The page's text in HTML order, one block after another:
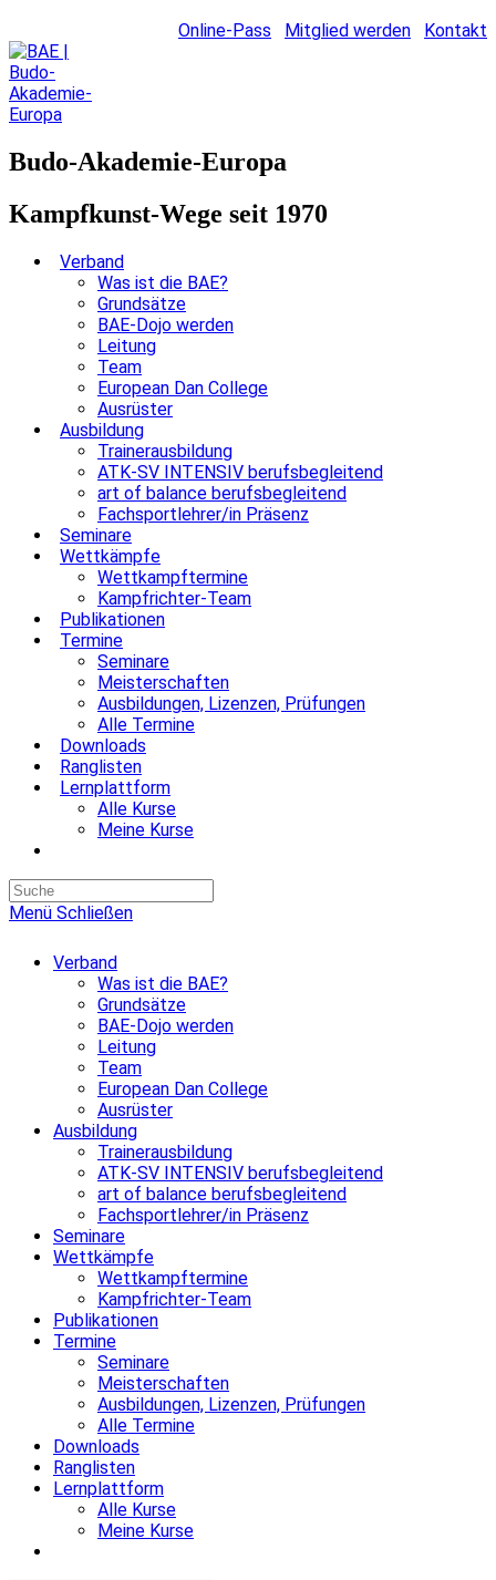
Online-Pass Mitglied werden Kontakt
Budo-Akademie-Europa
Kampfkunst-Wege seit 1970
Verband
Was ist die BAE?
Grundsätze
BAE-Dojo werden
Leitung
Team
European Dan College
Ausrüster
Ausbildung
Trainerausbildung
ATK-SV INTENSIV berufsbegleitend
art of balance berufsbegleitend
Fachsportlehrer/in Präsenz
Seminare
Wettkämpfe
Wettkampftermine
Kampfrichter-Team
Publikationen
Termine
Seminare
Meisterschaften
Ausbildungen, Lizenzen, Prüfungen
Alle Termine
Downloads
Ranglisten
Lernplattform
Alle Kurse
Meine Kurse
Menü Schließen
Verband
Was ist die BAE?
Grundsätze
BAE-Dojo werden
Leitung
Team
European Dan College
Ausrüster
Ausbildung
Trainerausbildung
ATK-SV INTENSIV berufsbegleitend
art of balance berufsbegleitend
Fachsportlehrer/in Präsenz
Seminare
Wettkämpfe
Wettkampftermine
Kampfrichter-Team
Publikationen
Termine
Seminare
Meisterschaften
Ausbildungen, Lizenzen, Prüfungen
Alle Termine
Downloads
Ranglisten
Lernplattform
Alle Kurse
Meine Kurse